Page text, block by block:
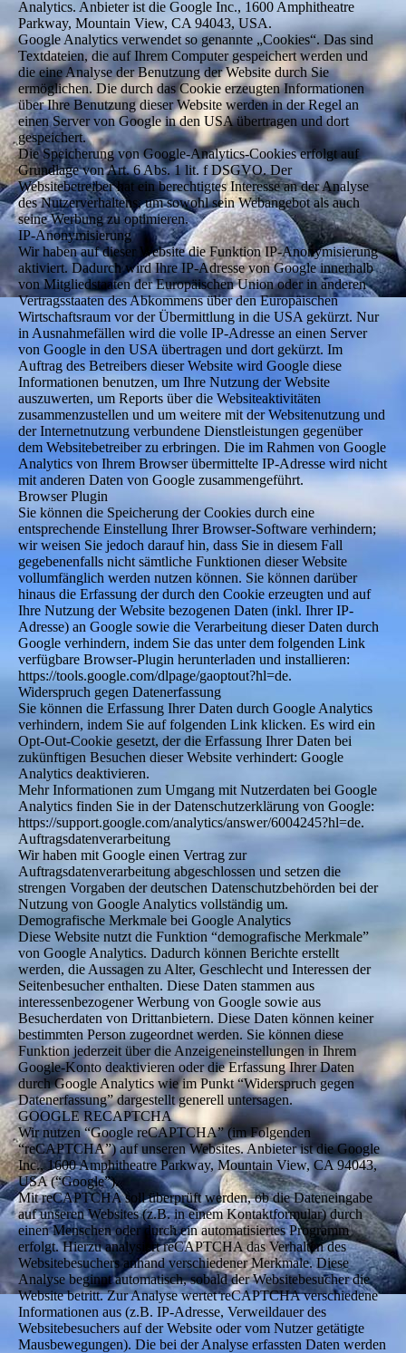
Analytics. Anbieter ist die Google Inc., 1600 Amphitheatre
Parkway, Mountain View, CA 94043, USA.
Google Analytics verwendet so genannte „Cookies“. Das sind
Textdateien, die auf Ihrem Computer gespeichert werden und
die eine Analyse der Benutzung der Website durch Sie
ermöglichen. Die durch das Cookie erzeugten Informationen
über Ihre Benutzung dieser Website werden in der Regel an
einen Server von Google in den USA übertragen und dort
gespeichert.
Die Speicherung von Google-Analytics-Cookies erfolgt auf
Grundlage von Art. 6 Abs. 1 lit. f DSGVO. Der
Websitebetreiber hat ein berechtigtes Interesse an der Analyse
des Nutzerverhaltens, um sowohl sein Webangebot als auch
seine Werbung zu optimieren.
IP-Anonymisierung
Wir haben auf dieser Website die Funktion IP-Anonymisierung
aktiviert. Dadurch wird Ihre IP-Adresse von Google innerhalb
von Mitgliedstaaten der Europäischen Union oder in anderen
Vertragsstaaten des Abkommens über den Europäischen
Wirtschaftsraum vor der Übermittlung in die USA gekürzt. Nur
in Ausnahmefällen wird die volle IP-Adresse an einen Server
von Google in den USA übertragen und dort gekürzt. Im
Auftrag des Betreibers dieser Website wird Google diese
Informationen benutzen, um Ihre Nutzung der Website
auszuwerten, um Reports über die Websiteaktivitäten
zusammenzustellen und um weitere mit der Websitenutzung und
der Internetnutzung verbundene Dienstleistungen gegenüber
dem Websitebetreiber zu erbringen. Die im Rahmen von Google
Analytics von Ihrem Browser übermittelte IP-Adresse wird nicht
mit anderen Daten von Google zusammengeführt.
Browser Plugin
Sie können die Speicherung der Cookies durch eine
entsprechende Einstellung Ihrer Browser-Software verhindern;
wir weisen Sie jedoch darauf hin, dass Sie in diesem Fall
gegebenenfalls nicht sämtliche Funktionen dieser Website
vollumfänglich werden nutzen können. Sie können darüber
hinaus die Erfassung der durch den Cookie erzeugten und auf
Ihre Nutzung der Website bezogenen Daten (inkl. Ihrer IP-
Adresse) an Google sowie die Verarbeitung dieser Daten durch
Google verhindern, indem Sie das unter dem folgenden Link
verfügbare Browser-Plugin herunterladen und installieren:
https://tools.google.com/dlpage/gaoptout?hl=de.
Widerspruch gegen Datenerfassung
Sie können die Erfassung Ihrer Daten durch Google Analytics
verhindern, indem Sie auf folgenden Link klicken. Es wird ein
Opt-Out-Cookie gesetzt, der die Erfassung Ihrer Daten bei
zukünftigen Besuchen dieser Website verhindert: Google
Analytics deaktivieren.
Mehr Informationen zum Umgang mit Nutzerdaten bei Google
Analytics finden Sie in der Datenschutzerklärung von Google:
https://support.google.com/analytics/answer/6004245?hl=de.
Auftragsdatenverarbeitung
Wir haben mit Google einen Vertrag zur
Auftragsdatenverarbeitung abgeschlossen und setzen die
strengen Vorgaben der deutschen Datenschutzbehörden bei der
Nutzung von Google Analytics vollständig um.
Demografische Merkmale bei Google Analytics
Diese Website nutzt die Funktion “demografische Merkmale”
von Google Analytics. Dadurch können Berichte erstellt
werden, die Aussagen zu Alter, Geschlecht und Interessen der
Seitenbesucher enthalten. Diese Daten stammen aus
interessenbezogener Werbung von Google sowie aus
Besucherdaten von Drittanbietern. Diese Daten können keiner
bestimmten Person zugeordnet werden. Sie können diese
Funktion jederzeit über die Anzeigeneinstellungen in Ihrem
Google-Konto deaktivieren oder die Erfassung Ihrer Daten
durch Google Analytics wie im Punkt “Widerspruch gegen
Datenerfassung” dargestellt generell untersagen.
GOOGLE RECAPTCHA
Wir nutzen “Google reCAPTCHA” (im Folgenden
“reCAPTCHA”) auf unseren Websites. Anbieter ist die Google
Inc., 1600 Amphitheatre Parkway, Mountain View, CA 94043,
USA (“Google”).
Mit reCAPTCHA soll überprüft werden, ob die Dateneingabe
auf unseren Websites (z.B. in einem Kontaktformular) durch
einen Menschen oder durch ein automatisiertes Programm
erfolgt. Hierzu analysiert reCAPTCHA das Verhalten des
Websitebesuchers anhand verschiedener Merkmale. Diese
Analyse beginnt automatisch, sobald der Websitebesucher die
Website betritt. Zur Analyse wertet reCAPTCHA verschiedene
Informationen aus (z.B. IP-Adresse, Verweildauer des
Websitebesuchers auf der Website oder vom Nutzer getätigte
Mausbewegungen). Die bei der Analyse erfassten Daten werden